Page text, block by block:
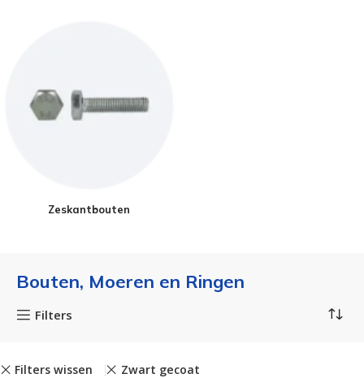
Zeskantbouten
Bouten, Moeren en Ringen
Filters
Filters wissen Zwart gecoat